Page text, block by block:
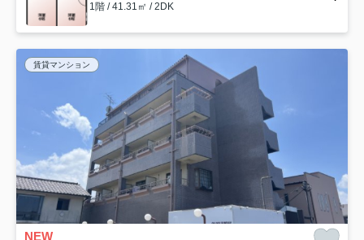
1階 / 41.31㎡ / 2DK
賃貸マンション
NEW